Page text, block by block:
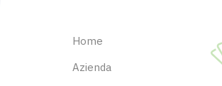
Home
Azienda